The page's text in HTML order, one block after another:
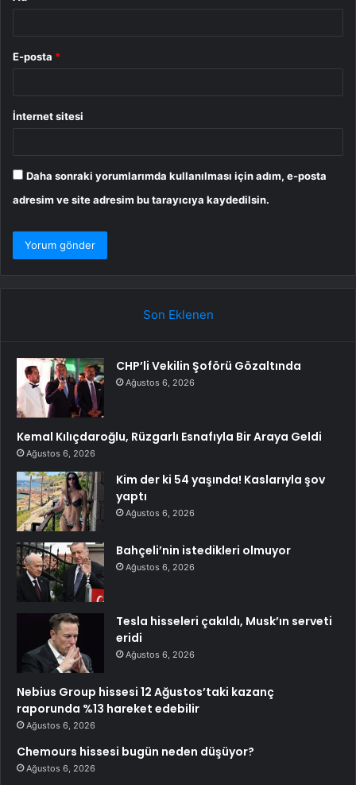
E-posta *
İnternet sitesi
Daha sonraki yorumlarımda kullanılması için adım, e-posta
adresim ve site adresim bu tarayıcıya kaydedilsin.
Son Eklenen
CHP’li Vekilin Şoförü Gözaltında
Ağustos 6, 2026
Kemal Kılıçdaroğlu, Rüzgarlı Esnafıyla Bir Araya Geldi
Ağustos 6, 2026
Kim der ki 54 yaşında! Kaslarıyla şov
yaptı
Ağustos 6, 2026
Bahçeli’nin istedikleri olmuyor
Ağustos 6, 2026
Tesla hisseleri çakıldı, Musk’ın serveti
eridi
Ağustos 6, 2026
Nebius Group hissesi 12 Ağustos’taki kazanç
raporunda %13 hareket edebilir
Ağustos 6, 2026
Chemours hissesi bugün neden düşüyor?
Ağustos 6, 2026